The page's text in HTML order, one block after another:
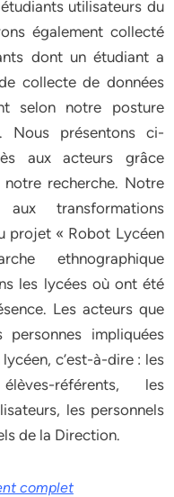
utilisateurs du
également collecté
dont un étudiant a
collecte de données
selon notre posture
Nous présentons ci-
aux acteurs grâce
recherche. Notre
aux transformations
projet « Robot Lycéen
ethnographique
les lycées où ont été
Les acteurs que
impliquées
c’est-à-dire : les
référents, les
les personnels
de la Direction.
complet